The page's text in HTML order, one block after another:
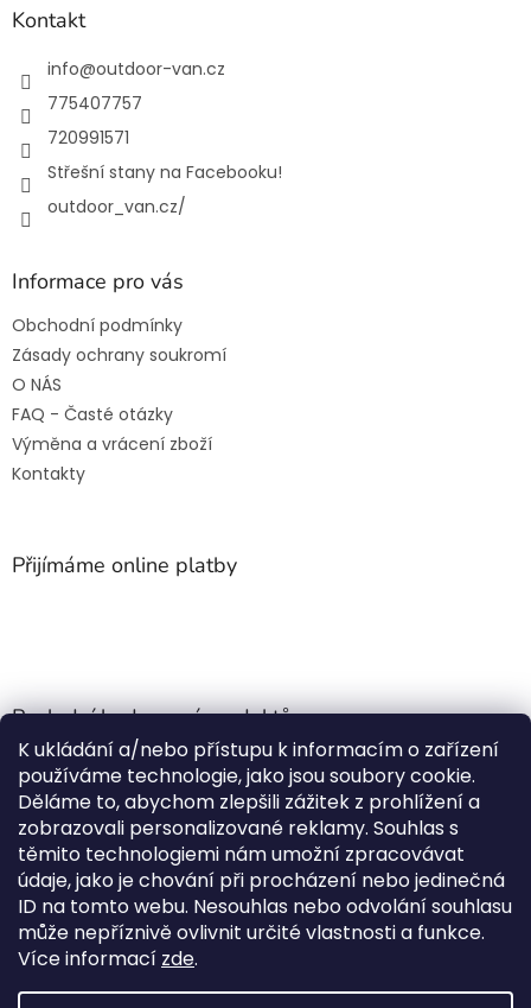
K ukládání a/nebo přístupu k informacím o zařízení
používáme technologie, jako jsou soubory cookie.
Děláme to, abychom zlepšili zážitek z prohlížení a
zobrazovali personalizované reklamy. Souhlas s
těmito technologiemi nám umožní zpracovávat
údaje, jako je chování při procházení nebo jedinečná
ID na tomto webu. Nesouhlas nebo odvolání souhlasu
může nepříznivě ovlivnit určité vlastnosti a funkce.
Více informací zde.
Kontakt
info@outdoor-van.cz
775407757
720991571
Střešní stany na Facebooku!
outdoor_van.cz/
Informace pro vás
Obchodní podmínky
Zásady ochrany soukromí
O NÁS
FAQ - Časté otázky
Výměna a vrácení zboží
Kontakty
Přijímáme online platby
Poslední hodnocení produktů
Jehla do nádrže k nezávislému topení
Hodnocení produktu je 5 z 5 hvězdiček.
| Martin Nevrlý
ano
Kempingové skládací křeslo Front Runner Expander Chair
Hodnocení produktu je 5 z 5 hvězdiček.
|